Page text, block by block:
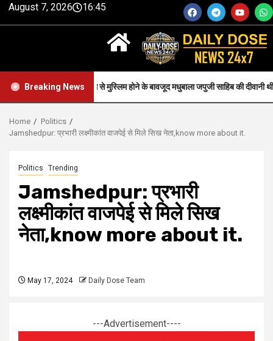
August 7, 2026 16:45
Breaking News
Faith-जन्म से मुस्लिम होने के बावजूद मधुबाला जपुजी साहिब की दीवानी थी..
Home
Politics
Jamshedpur: प्रभारी लक्ष्मीकांत वाजपेई से मिले सिख नेता,know more about it.
Politics Trending
Jamshedpur: प्रभारी
लक्ष्मीकांत वाजपेई से मिले सिख
नेता,know more about it.
May 17, 2024 Daily Dose Team
---Advertisement----